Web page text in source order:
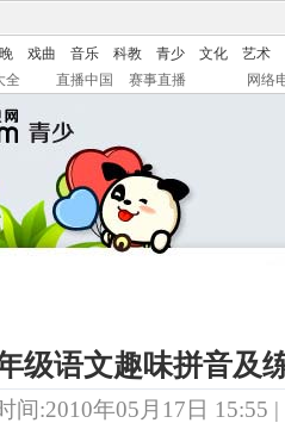
戏曲 音乐 科教 青少 文化
艺术
全 直播中国 赛事直播 网络
级语文趣味拼音及
间:2010年05月17日 15:55